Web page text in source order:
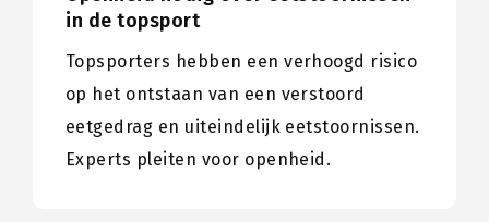
in de topsport
Topsporters hebben een verhoogd risico
op het ontstaan van een verstoord
eetgedrag en uiteindelijk eetstoornissen.
Experts pleiten voor openheid.